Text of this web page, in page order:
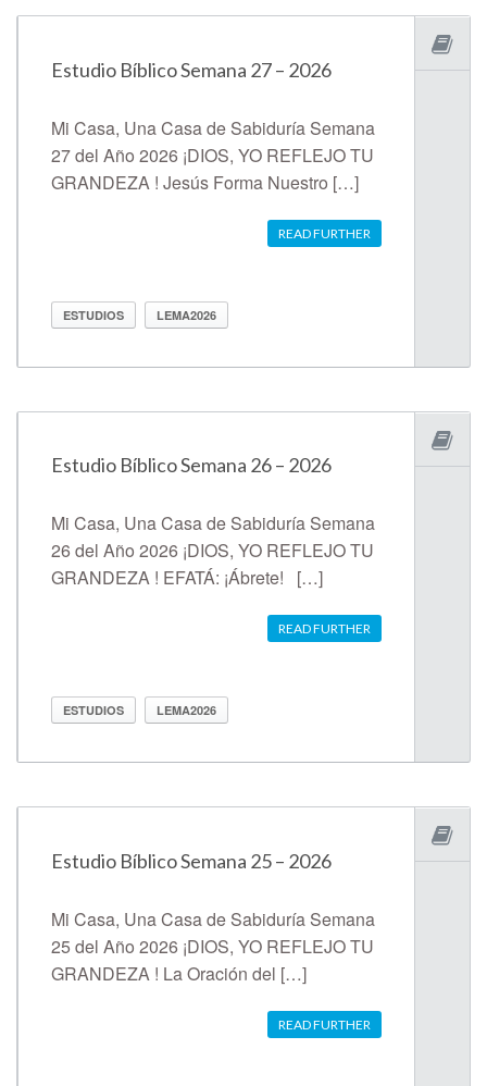
Estudio Bíblico Semana 27 – 2026
Mi Casa, Una Casa de Sabiduría Semana
27 del Año 2026 ¡DIOS, YO REFLEJO TU
GRANDEZA ! Jesús Forma Nuestro […]
READ FURTHER
ESTUDIOS LEMA2026
Estudio Bíblico Semana 26 – 2026
Mi Casa, Una Casa de Sabiduría Semana
26 del Año 2026 ¡DIOS, YO REFLEJO TU
GRANDEZA ! EFATÁ: ¡Ábrete! […]
READ FURTHER
ESTUDIOS LEMA2026
Estudio Bíblico Semana 25 – 2026
Mi Casa, Una Casa de Sabiduría Semana
25 del Año 2026 ¡DIOS, YO REFLEJO TU
GRANDEZA ! La Oración del […]
READ FURTHER